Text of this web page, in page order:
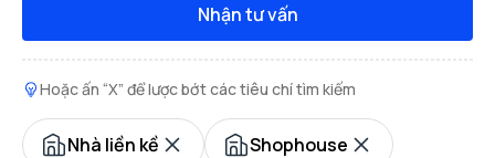
Nhận tư vấn
Hoặc ấn “X” để lược bớt các tiêu chí tìm kiếm
Nhà liền kề Shophouse